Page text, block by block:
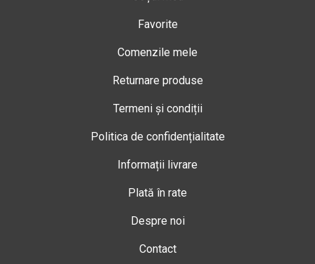
Favorite
Comenzile mele
Returnare produse
Termeni și condiții
Politica de confidențialitate
Informații livrare
Plată în rate
Despre noi
Contact